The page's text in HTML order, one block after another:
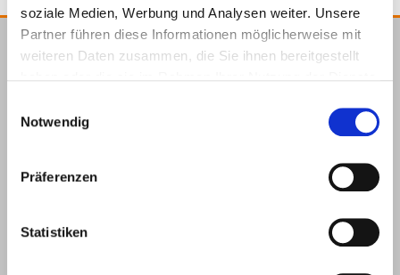
soziale Medien, Werbung und Analysen weiter. Unsere
Partner führen diese Informationen möglicherweise mit
weiteren Daten zusammen, die Sie ihnen bereitgestellt
Notwendig
Präferenzen
Statistiken
E.u.r.o.Tec GmbH
dem
Hagen